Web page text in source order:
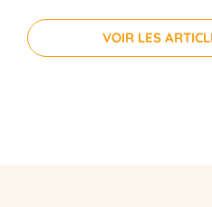
VOIR LES